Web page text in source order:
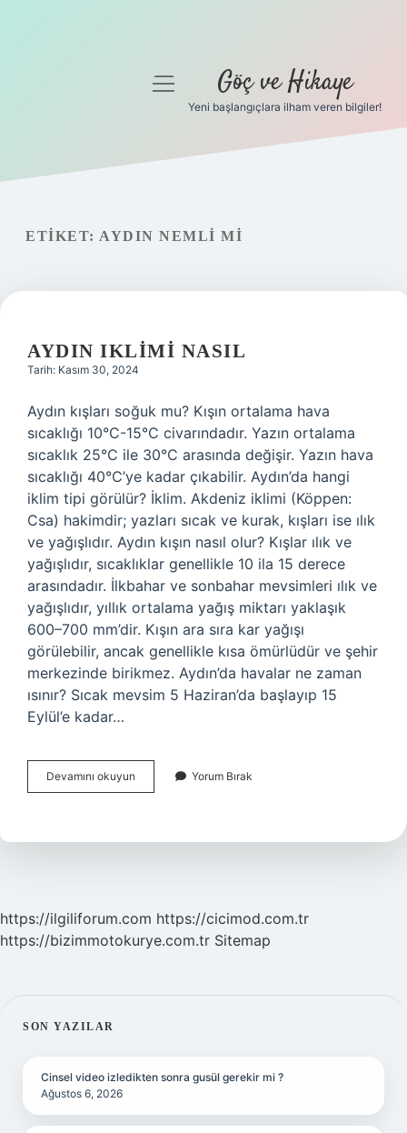
Gizlilik Politikası
menüyü
Göç ve Hikaye
Yeni başlangıçlara ilham veren bilgiler!
ETIKET: AYDIN NEMLI MI
AYDIN IKLIMI NASIL
Tarih: Kasım 30, 2024
Aydın kışları soğuk mu? Kışın ortalama hava
sıcaklığı 10°C-15°C civarındadır. Yazın ortalama
sıcaklık 25°C ile 30°C arasında değişir. Yazın hava
sıcaklığı 40°C’ye kadar çıkabilir. Aydın’da hangi
iklim tipi görülür? İklim. Akdeniz iklimi (Köppen:
Csa) hakimdir; yazları sıcak ve kurak, kışları ise ılık
ve yağışlıdır. Aydın kışın nasıl olur? Kışlar ılık ve
yağışlıdır, sıcaklıklar genellikle 10 ila 15 derece
arasındadır. İlkbahar ve sonbahar mevsimleri ılık ve
yağışlıdır, yıllık ortalama yağış miktarı yaklaşık
600–700 mm’dir. Kışın ara sıra kar yağışı
görülebilir, ancak genellikle kısa ömürlüdür ve şehir
merkezinde birikmez. Aydın’da havalar ne zaman
ısınır? Sıcak mevsim 5 Haziran’da başlayıp 15
Eylül’e kadar…
Devamını okuyun
Iklimi
Yorum Bırak
https://ilgiliforum.com https://cicimod.com.tr
https://bizimmotokurye.com.tr Sitemap
SIDEBAR
SON YAZILAR
Cinsel video izledikten sonra gusül gerekir mi ?
Ağustos 6, 2026